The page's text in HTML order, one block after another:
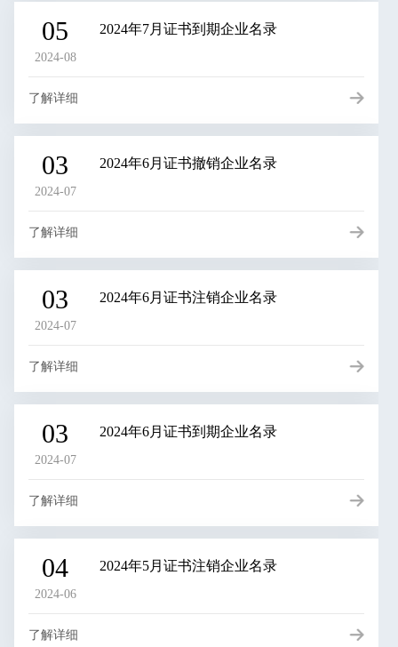
05
2024-08
2024年7月证书到期企业名录
了解详细
03
2024-07
2024年6月证书撤销企业名录
了解详细
03
2024-07
2024年6月证书注销企业名录
了解详细
03
2024-07
2024年6月证书到期企业名录
了解详细
04
2024-06
2024年5月证书注销企业名录
了解详细